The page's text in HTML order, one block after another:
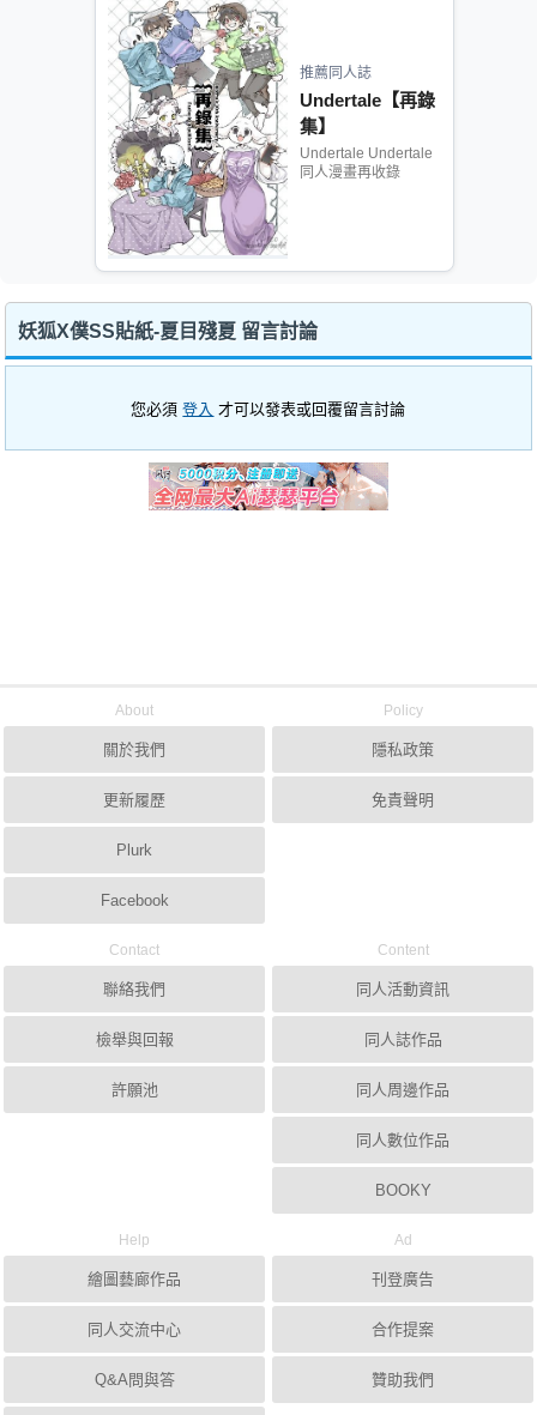
推薦同人誌
Undertale【再錄
集】
Undertale Undertale
同人漫畫再收錄
妖狐X僕SS貼紙-夏目殘夏 留言討論
您必須登入 才可以發表或回覆留言討論
About
關於我們
更新履歷
Plurk
Facebook
Policy
隱私政策
免責聲明
Contact
聯絡我們
檢舉與回報
許願池
Content
同人活動資訊
同人誌作品
同人周邊作品
同人數位作品
BOOKY
Help
繪圖藝廊作品
同人交流中心
Q&A問與答
Ad
刊登廣告
合作提案
贊助我們